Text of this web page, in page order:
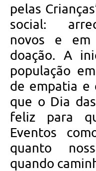
pelas
social:
novos e em
doação. A
população
de empatia e
que o Dia
feliz para
Eventos
quanto
quando